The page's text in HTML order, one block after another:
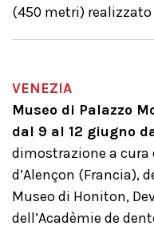
(450 metri)
VENEZIA
Museo di Palazzo
dal 9 al 12 giugno
dimostrazione a cura
d’Alençon (Francia),
Museo di Honiton,
dell’Acadèmie de